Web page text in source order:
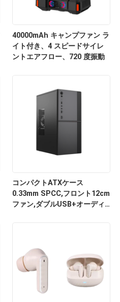
40000mAh キャンプファン ラ
イト付き、4 スピードサイレ
ントエアフロー、720 度振動
コンパクトATXケース
0.33mm SPCC,フロント12cm
ファン,ダブルUSB+オーディ